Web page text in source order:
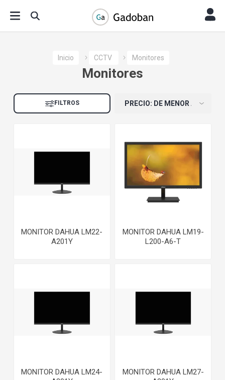
Inicio CCTV Monitores
Monitores
FILTROS
MONITOR DAHUA LM22-
A201Y
MONITOR DAHUA LM19-
L200-A6-T
MONITOR DAHUA LM24-
MONITOR DAHUA LM27-